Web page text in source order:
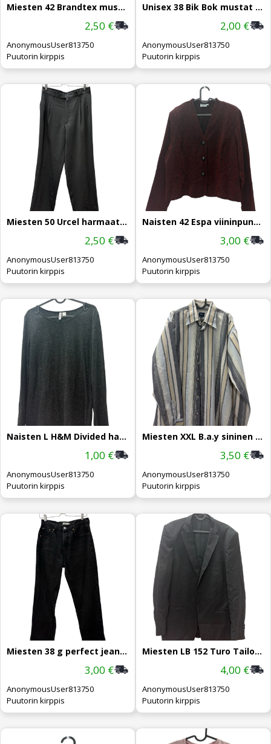
Miesten 42 Brandtex mustat housut
2,50 €
AnonymousUser813750
Puutorin kirppis
Unisex 38 Bik Bok mustat housut
2,00 €
AnonymousUser813750
Puutorin kirppis
Miesten 50 Urcel harmaat housut
2,50 €
AnonymousUser813750
Puutorin kirppis
Naisten 42 Espa viininpunainen takki
3,00 €
AnonymousUser813750
Puutorin kirppis
Naisten L H&M Divided harmaa paita
1,00 €
AnonymousUser813750
Puutorin kirppis
Miesten XXL B.a.y sininen kauluspaita
3,50 €
AnonymousUser813750
Puutorin kirppis
Miesten 38 g perfect jeans mustat farkut
3,00 €
AnonymousUser813750
Puutorin kirppis
Miesten LB 152 Turo Tailor harmaa takki
4,00 €
AnonymousUser813750
Puutorin kirppis